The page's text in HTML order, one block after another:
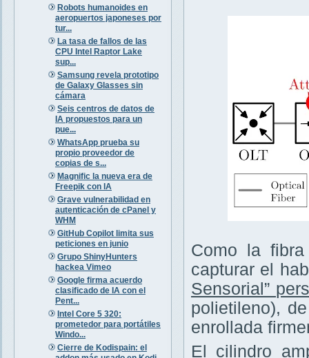
Robots humanoides en
aeropuertos japoneses por
tur...
La tasa de fallos de las
CPU Intel Raptor Lake
sup...
Samsung revela prototipo
de Galaxy Glasses sin
cámara
Seis centros de datos de
IA propuestos para un
pue...
WhatsApp prueba su
propio proveedor de
copias de s...
Magnific la nueva era de
Freepik con IA
Grave vulnerabilidad en
autenticación de cPanel y
WHM
GitHub Copilot limita sus
peticiones en junio
Grupo ShinyHunters
hackea Vimeo
Google firma acuerdo
clasificado de IA con el
Pent...
Intel Core 5 320:
prometedor para portátiles
Windo...
Cierre de Kodispain: el
Como la
capturar el
Sensorial”
polietileno),
enrollada
El cilindro